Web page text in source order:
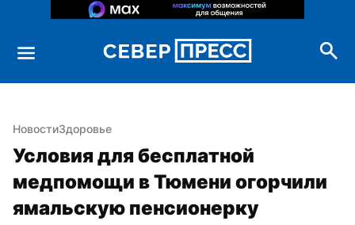
НовостиЗдоровье
Условия для бесплатной
медпомощи в Тюмени огорчили
ямальскую пенсионерку